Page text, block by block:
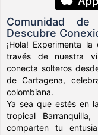
Comunidad
Descubre
¡Hola! Experimenta
través de nuestra
conecta solteros
de Cartagena,
colombiana.
Ya sea que estés en
tropical
comparten tu